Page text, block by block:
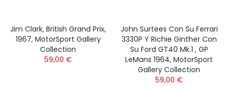
Jim Clark, British Grand Prix,
1967, MotorSport Gallery
Collection
59,00 €
John Surtees Con Su Ferrari
3330P Y Richie Ginther Con
Su Ford GT40 Mk.1 , GP
LeMans 1964, MotorSport
Gallery Collection
59,00 €